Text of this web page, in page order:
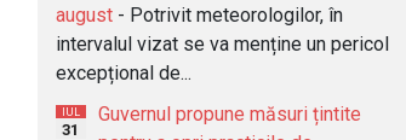
august - Potrivit meteorologilor, în
intervalul vizat se va menține un pericol
excepțional de...
IUL
31
Guvernul propune măsuri țintite